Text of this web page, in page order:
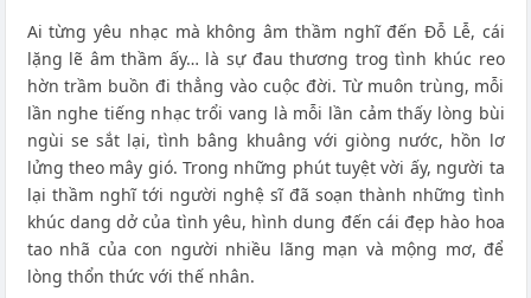
Ai từng yêu nhạc mà không âm thầm nghĩ đến Đỗ Lễ, cái
lặng lẽ âm thầm ấy… là sự đau thương trog tình khúc reo
hờn trầm buồn đi thẳng vào cuộc đời. Từ muôn trùng, mỗi
lần nghe tiếng nhạc trổi vang là mỗi lần cảm thấy lòng bùi
ngùi se sắt lại, tình bâng khuâng với giòng nước, hồn lơ
lửng theo mây gió. Trong những phút tuyệt vời ấy, người ta
lại thầm nghĩ tới người nghệ sĩ đã soạn thành những tình
khúc dang dở của tình yêu, hình dung đến cái đẹp hào hoa
tao nhã của con người nhiều lãng mạn và mộng mơ, để
lòng thổn thức với thế nhân.